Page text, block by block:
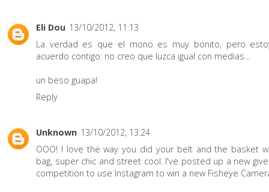
Eli Dou 13/10/2012, 11:13
La verdad es que el mono es muy bonito, pero
acuerdo contigo: no creo que luzca igual con medias...
un beso guapa!
Reply
Unknown 13/10/2012, 13:24
OOO! I love the way you did your belt and the basket
bag, super chic and street cool. I've posted up a new
competition to use Instagram to win a new Fisheye